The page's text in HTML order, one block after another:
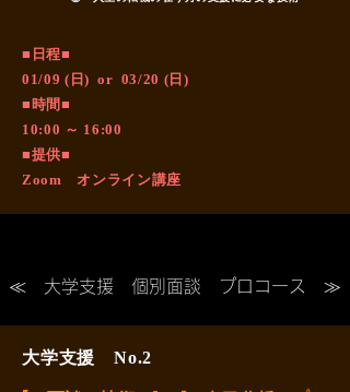
​■日程■
01/09 (日) or 03/20 (日)
■時間■
10:00 ～ 16:00
■提供■
Zoom オンライン講座
​≪ 大学支援 個別面談 プロコース ≫
大学支援 No.2